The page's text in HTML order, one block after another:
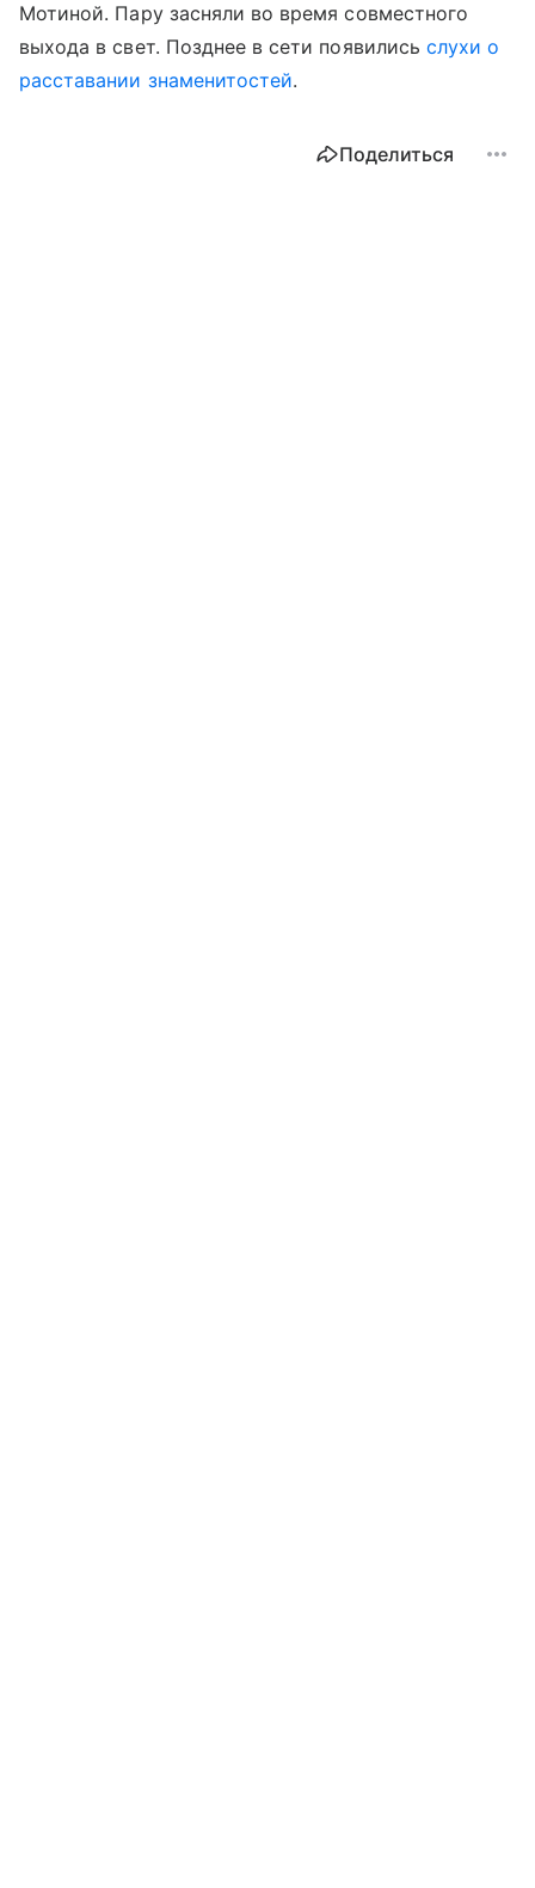
Мотиной. Пару засняли во время совместного
выхода в свет. Позднее в сети появились слухи о
расставании знаменитостей.
Поделиться